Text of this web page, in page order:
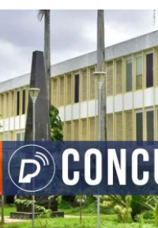
da
Naval com
mil encerrará
na quarta